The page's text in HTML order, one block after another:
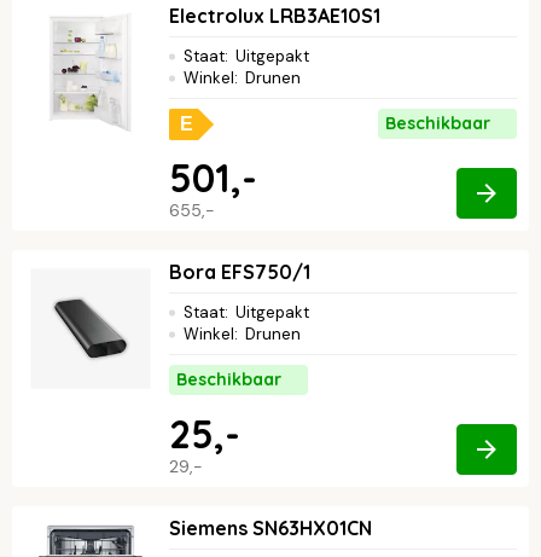
Electrolux LRB3AE10S1
Staat: Uitgepakt
Winkel: Drunen
E Beschikbaar
655,-
501,-
Bora EFS750/1
Staat: Uitgepakt
Winkel: Drunen
Beschikbaar
29,-
25,-
Siemens SN63HX01CN